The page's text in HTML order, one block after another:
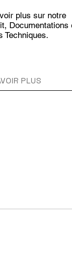
plus sur notre
Documentations
Techniques.
PLUS